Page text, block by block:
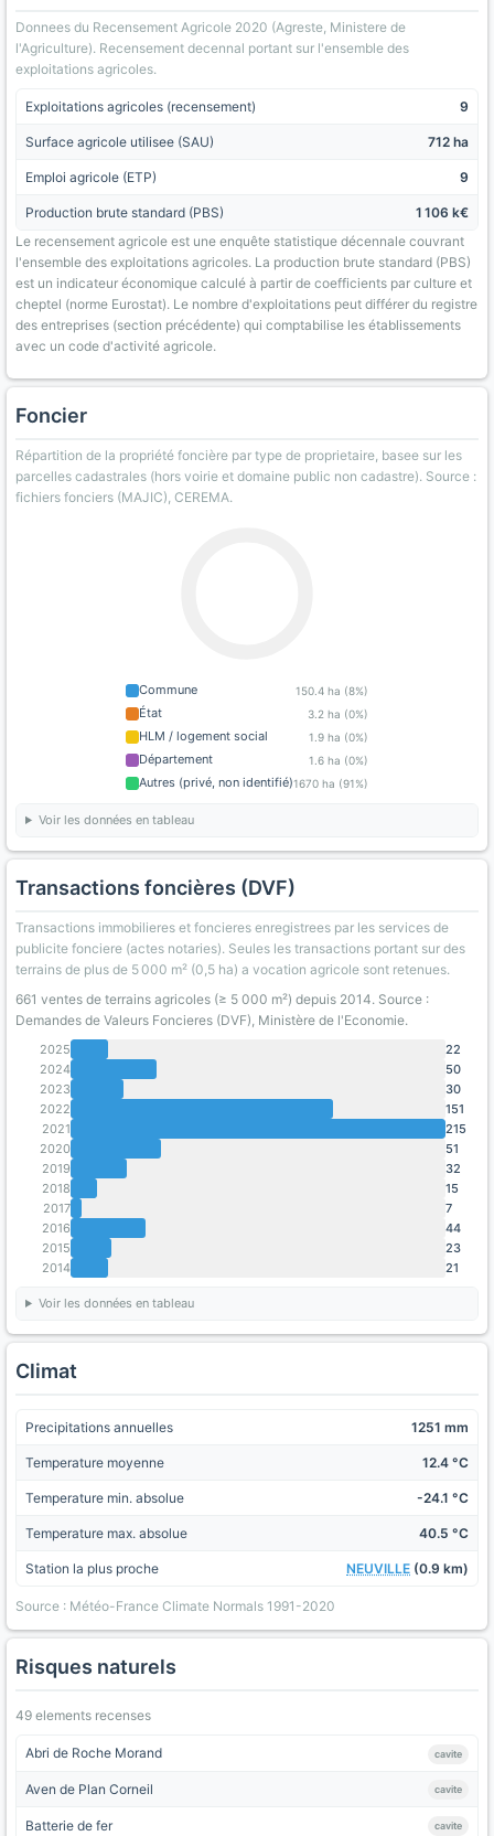
Donnees du Recensement Agricole 2020 (Agreste, Ministere de
l'Agriculture). Recensement decennal portant sur l'ensemble des
exploitations agricoles.
Exploitations agricoles (recensement) 9
Surface agricole utilisee (SAU) 712 ha
Emploi agricole (ETP) 9
Production brute standard (PBS)
1 106 k€
Le recensement agricole est une enquête statistique décennale couvrant
l'ensemble des exploitations agricoles. La production brute standard (PBS)
est un indicateur économique calculé à partir de coefficients par culture et
cheptel (norme Eurostat). Le nombre d'exploitations peut différer du registre
des entreprises (section précédente) qui comptabilise les établissements
avec un code d'activité agricole.
Foncier
Répartition de la propriété foncière par type de proprietaire, basee sur les
parcelles cadastrales (hors voirie et domaine public non cadastre). Source :
fichiers fonciers (MAJIC), CEREMA.
Commune 150.4 ha (8%)
État 3.2 ha (0%)
HLM / logement social 1.9 ha (0%)
Département 1.6 ha (0%)
Autres (privé, non identifié)1670 ha (91%)
Voir les données en tableau
Transactions foncières (DVF)
Transactions immobilieres et foncieres enregistrees par les services de
publicite fonciere (actes notaries). Seules les transactions portant sur des
terrains de plus de 5 000 m² (0,5 ha) a vocation agricole sont retenues.
661 ventes de terrains agricoles (≥ 5 000 m²) depuis 2014. Source :
Demandes de Valeurs Foncieres (DVF), Ministère de l'Economie.
2025
22
2024
50
2023
30
2022
151
2021
215
2020
51
2019
32
2018
15
2017
7
2016
44
2015
23
2014
21
Voir les données en tableau
Climat
Precipitations annuelles 1251 mm
Temperature moyenne 12.4 °C
Temperature min. absolue -24.1 °C
Temperature max. absolue 40.5 °C
Station la plus proche NEUVILLE (0.9 km)
Source : Météo-France Climate Normals 1991-2020
Risques naturels
49 elements recenses
Abri de Roche Morand cavite
Aven de Plan Corneil cavite
Batterie de fer cavite